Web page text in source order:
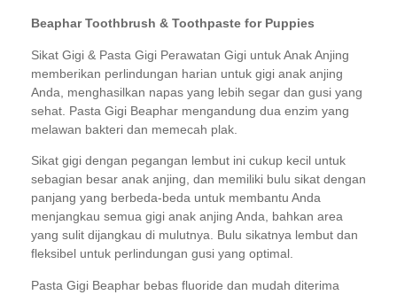
Beaphar Toothbrush & Toothpaste for Puppies
Sikat Gigi & Pasta Gigi Perawatan Gigi untuk Anak Anjing
memberikan perlindungan harian untuk gigi anak anjing
Anda, menghasilkan napas yang lebih segar dan gusi yang
sehat. Pasta Gigi Beaphar mengandung dua enzim yang
melawan bakteri dan memecah plak.
Sikat gigi dengan pegangan lembut ini cukup kecil untuk
sebagian besar anak anjing, dan memiliki bulu sikat dengan
panjang yang berbeda-beda untuk membantu Anda
menjangkau semua gigi anak anjing Anda, bahkan area
yang sulit dijangkau di mulutnya. Bulu sikatnya lembut dan
fleksibel untuk perlindungan gusi yang optimal.
Pasta Gigi Beaphar bebas fluoride dan mudah diterima